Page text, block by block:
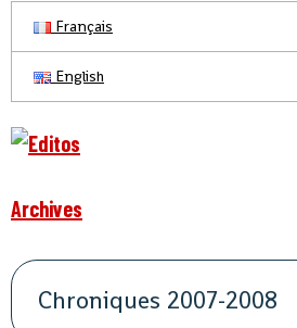
Français
English
Archives
Chroniques 2007-2008